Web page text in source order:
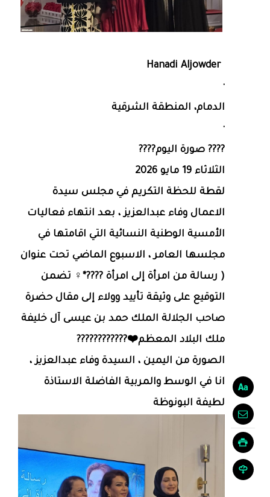
Hanadi Aljowder‎‏
·
‏الدمام‏، ‏المنطقة الشرقية‏
·
???? صورة اليوم????
الثلاثاء 19 مايو 2026
لقطة للحظة التكريم في مجلس سيدة
الاعمال وفاء عبدالعزيز ، بعد انتهاء فعاليات
الأمسية الوطنية النسائية التي اقامتها في
مجلسها العامر ، الاسبوع الماضي تحت عنوان
( رسالة من امرأة إلى امرأة ????*♀️ تضمن
التوقيع على وثيقة تأييد وولاء إلى مقال حضرة
صاحب الجلالة الملك حمد بن عيسى آل خليفة
ملك البلاد المعظم❤️????????????
الصورة من اليمين ، السيدة وفاء عبدالعزيز ،
انا في الوسط والمربية الفاضلة الاستاذة
لطيفة البونوظة